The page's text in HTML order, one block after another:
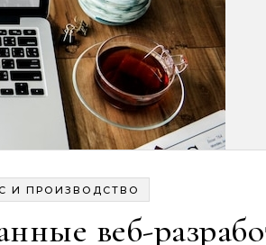
И ПРОИЗВОДСТВО
веб-